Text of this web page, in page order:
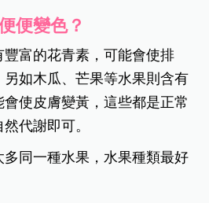
便變色？
富的花青素，可能會使排
另如木瓜、芒果等水果則含有
使皮膚變黃，這些都是正常
代謝即可。
同一種水果，水果種類最好